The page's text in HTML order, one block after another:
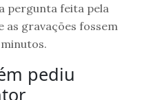
pergunta feita pela
as gravações fossem
pediu